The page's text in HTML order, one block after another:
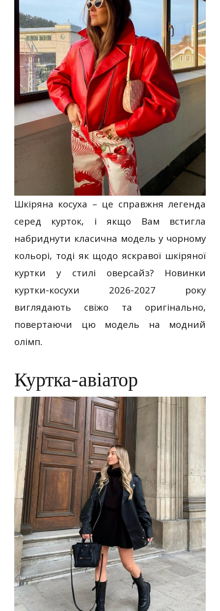
Шкіряна косуха – це справжня легенда
серед курток, і якщо Вам встигла
набриднути класична модель у чорному
кольорі, тоді як щодо яскравої шкіряної
куртки у стилі оверсайз? Новинки
куртки-косухи 2026-2027 року
виглядають свіжо та оригінально,
повертаючи цю модель на модний
олімп.
Куртка-авіатор